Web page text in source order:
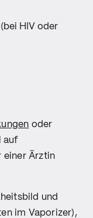
(bei HIV oder
oder
auf
einer Ärztin
und
im Vaporizer),